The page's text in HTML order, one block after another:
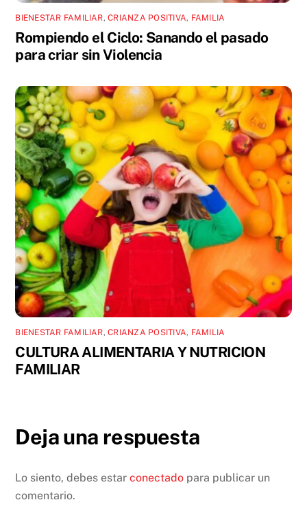
BIENESTAR FAMILIAR,CRIANZA POSITIVA, FAMILIA
Rompiendo el Ciclo: Sanando el pasado
para criar sin Violencia
BIENESTAR FAMILIAR,CRIANZA POSITIVA, FAMILIA
CULTURA ALIMENTARIA Y NUTRICION
FAMILIAR
Deja una respuesta
Lo siento, debes estarconectado para publicar un
comentario.